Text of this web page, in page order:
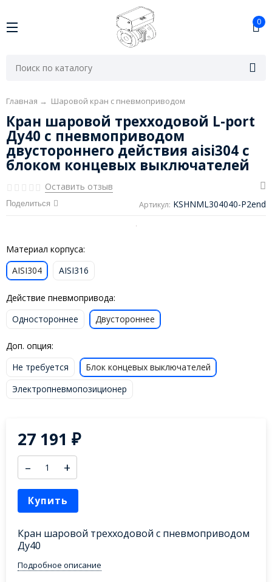
0
Главная → Шаровой кран с пневмоприводом
Кран шаровой трехходовой L-port
Ду40 с пневмоприводом
двустороннего действия aisi304 с
блоком концевых выключателей
Оставить отзыв
Поделиться Артикул: KSHNML304040-P2end
Материал корпуса:
AISI304
AISI316
Действие пневмопривода:
Одностороннее
Двустороннее
Доп. опция:
Не требуется
Блок концевых выключателей
Электропневмопозиционер
27 191₽
– +
Купить
Кран шаровой трехходовой с пневмоприводом
Ду40
Подробное описание